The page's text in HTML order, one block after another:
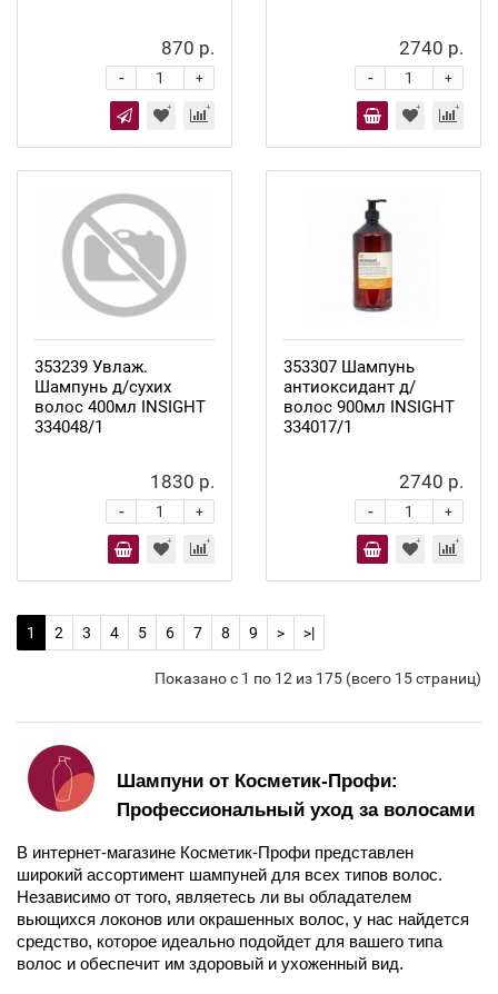
870 р.
+
-
2740 р.
+
-
353239 Увлаж.
Шампунь д/сухих
волос 400мл INSIGHT
334048/1
1830 р.
+
-
353307 Шампунь
антиоксидант д/
волос 900мл INSIGHT
334017/1
2740 р.
+
-
1 2 3 4 5 6 7 8 9 > >|
Показано с 1 по 12 из 175 (всего 15 страниц)
Шампуни от Косметик-Профи:
Профессиональный уход за волосами
В интернет-магазине Косметик-Профи представлен
широкий ассортимент шампуней для всех типов волос.
Независимо от того, являетесь ли вы обладателем
вьющихся локонов или окрашенных волос, у нас найдется
средство, которое идеально подойдет для вашего типа
волос и обеспечит им здоровый и ухоженный вид.